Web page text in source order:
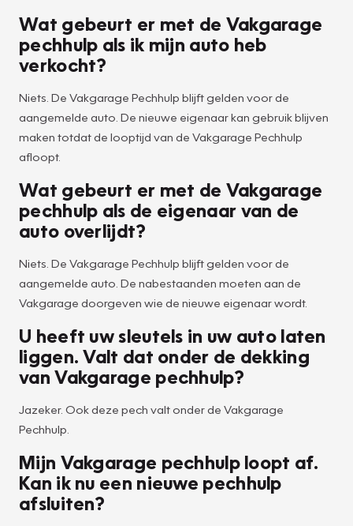
Wat gebeurt er met de Vakgarage
pechhulp als ik mijn auto heb
verkocht?
Niets. De Vakgarage Pechhulp blijft gelden voor de
aangemelde auto. De nieuwe eigenaar kan gebruik blijven
maken totdat de looptijd van de Vakgarage Pechhulp
afloopt.
Wat gebeurt er met de Vakgarage
pechhulp als de eigenaar van de
auto overlijdt?
Niets. De Vakgarage Pechhulp blijft gelden voor de
aangemelde auto. De nabestaanden moeten aan de
Vakgarage doorgeven wie de nieuwe eigenaar wordt.
U heeft uw sleutels in uw auto laten
liggen. Valt dat onder de dekking
van Vakgarage pechhulp?
Jazeker. Ook deze pech valt onder de Vakgarage
Pechhulp.
Mijn Vakgarage pechhulp loopt af.
Kan ik nu een nieuwe pechhulp
afsluiten?